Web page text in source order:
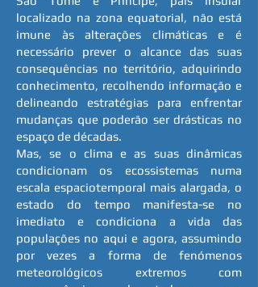
localizado na zona equatorial, não está
imune às alterações climáticas e é
necessário prever o alcance das suas
consequências no território, adquirindo
conhecimento, recolhendo informação e
delineando estratégias para enfrentar
mudanças que poderão ser drásticas no
espaço de décadas.
Mas, se o clima e as suas dinâmicas
condicionam os ecossistemas numa
escala espaciotemporal mais alargada, o
estado do tempo manifesta-se no
imediato e condiciona a vida das
populações no aqui e agora, assumindo
por vezes a forma de fenómenos
meteorológicos extremos com